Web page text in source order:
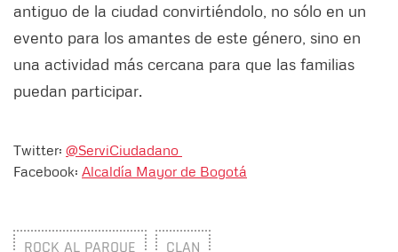
antiguo de la ciudad convirtiéndolo, no sólo en un
evento para los amantes de este género, sino en
una actividad más cercana para que las familias
puedan participar.
Twitter: @ServiCiudadano
Facebook: Alcaldía Mayor de Bogotá
ROCK AL PARQUE CLAN